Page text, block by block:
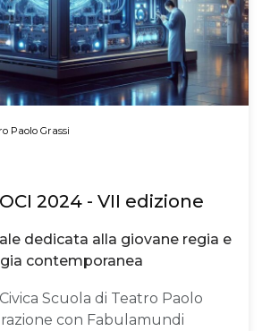
Paolo Grassi
2024 - VII edizione
dedicata alla giovane regia e
contemporanea
Scuola di Teatro Paolo
con Fabulamundi